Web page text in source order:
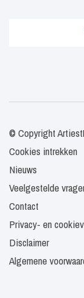
© Copyright
Cookies intrekken
Nieuws
Veelgestelde
Contact
Privacy- en
Disclaimer
Algemene